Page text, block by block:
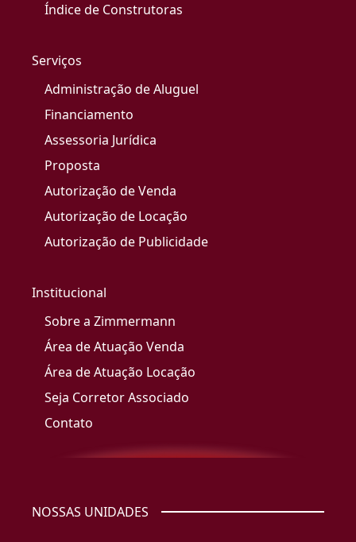
Índice de Construtoras
Serviços
Administração de Aluguel
Financiamento
Assessoria Jurídica
Proposta
Autorização de Venda
Autorização de Locação
Autorização de Publicidade
Institucional
Sobre a Zimmermann
Área de Atuação Venda
Área de Atuação Locação
Seja Corretor Associado
Contato
NOSSAS UNIDADES